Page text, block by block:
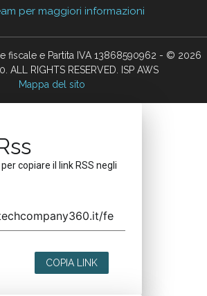
per maggiori informazioni
fiscale e Partita IVA 13868590962 - © 2026
ALL RIGHTS RESERVED. ISP AWS
Mappa del sito
copiare il link RSS negli
COPIA LINK